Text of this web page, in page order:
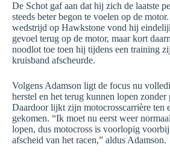
De Schot gaf aan dat hij zich de laatste
steeds beter begon te voelen op de
wedstrijd op Hawkstone vond hij
gevoel terug op de motor, maar kort
noodlot toe toen hij tijdens een training
kruisband afscheurde.
Volgens Adamson ligt de focus nu
herstel en het terug kunnen lopen zonder
Daardoor lijkt zijn motocrosscarrière ten
gekomen. “Ik moet nu eerst weer
lopen, dus motocross is voorlopig
afscheid van het racen,” aldus Adamson.